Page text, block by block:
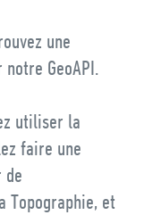
une
GeoAPI.
utiliser la
faire une
de
Topographie, et